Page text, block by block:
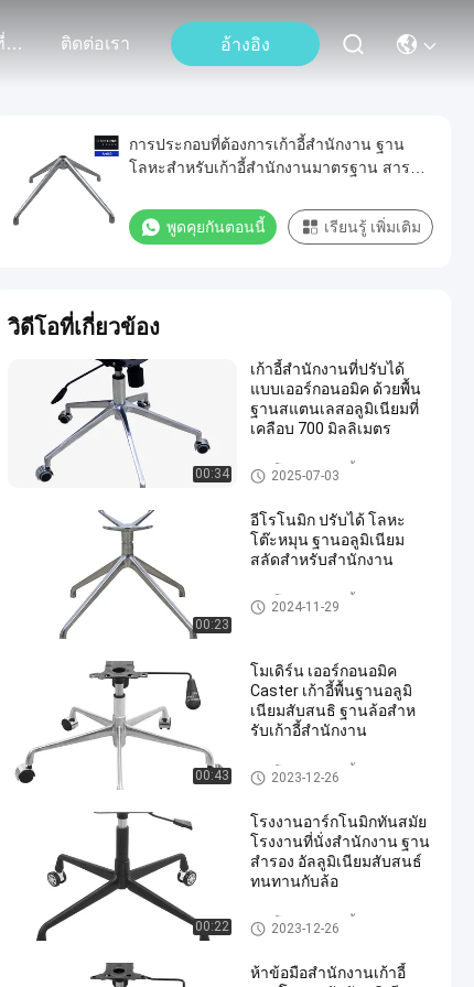
เหตุการณ์ที่เกิดขึ้น ติดต่อเรา อ้างอิง
การประกอบที่ต้องการเก้าอี้สํานักงาน ฐาน
โลหะสําหรับเก้าอี้สํานักงานมาตรฐาน สารส
พูดคุยกันตอนนี้ เรียนรู้ เพิ่มเติม
วิดีโอที่เกี่ยวข้อง
00:34
เก้าอี้สํานักงานที่ปรับได้
แบบเออร์กอนอมิค ด้วยพื้น
ฐานสแตนเลสอลูมิเนียมที่
เคลือบ 700 มิลลิเมตร
ฐานโลหะของเก้าอี้สํานักงาน
2025-07-03
00:23
อีโรโนมิก ปรับได้ โลหะ
โต๊ะหมุน ฐานอลูมิเนียม
สลัดสําหรับสํานักงาน
ฐานโลหะของเก้าอี้สํานักงาน
2024-11-29
00:43
โมเดิร์น เออร์กอนอมิค
Caster เก้าอี้พื้นฐานอลูมิ
เนียมสับสนธิ ฐานล้อสําห
รับเก้าอี้สํานักงาน
ฐานโลหะของเก้าอี้สํานักงาน
2023-12-26
00:22
โรงงานอาร์กโนมิกทันสมัย
โรงงานที่นั่งสํานักงาน ฐาน
สํารอง อัลลูมิเนียมสับสนธ์
ทนทานกับล้อ
ฐานโลหะของเก้าอี้สํานักงาน
2023-12-26
ห้าข้อมือสํานักงานเก้าอี้